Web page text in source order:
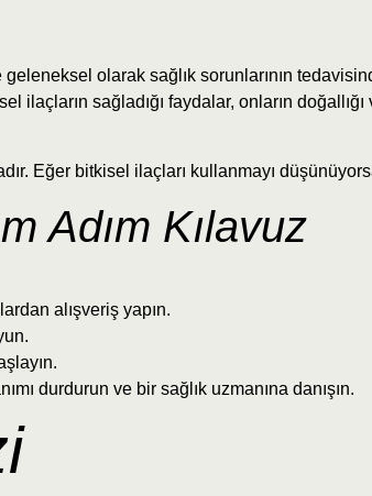
olarak sağlık sorunlarının
ilaçların sağladığı faydalar, onların
Eğer bitkisel ilaçları kullanmayı
Adım Kılavuz
alışveriş yapın.
durdurun ve bir sağlık uzmanına danışın.